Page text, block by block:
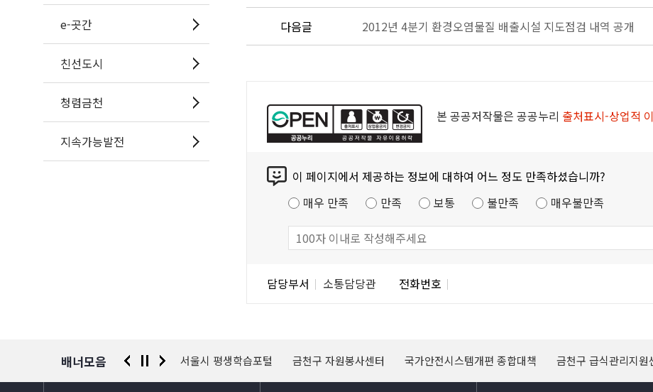
e-곳간
친선도시
청렴금천
지속가능발전
다음글 2012년 4분기 환경오염물질 배출시설 지도점검 내역 공개
본 공공저작물은 공공누리 출처표시-상업적
이 페이지에서 제공하는 정보에 대하여 어느 정도 만족하셨습니까?
매우 만족
만족 보통 불만족 매우불만족
담당부서 소통담당관 전화번호
배너모음
경찰청 유실물 통합포털 서울시 평생학습포털 금천구 자원봉사센터 국가안전시스템개편 종합대책 금천구 급식관리지원